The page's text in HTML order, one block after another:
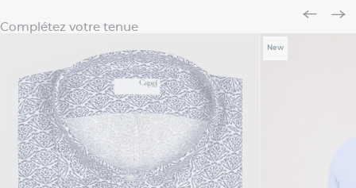
Complétez votre tenue
New